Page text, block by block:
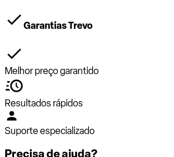
Garantias Trevo
Melhor preço garantido
Resultados rápidos
Suporte especializado
Precisa de ajuda?